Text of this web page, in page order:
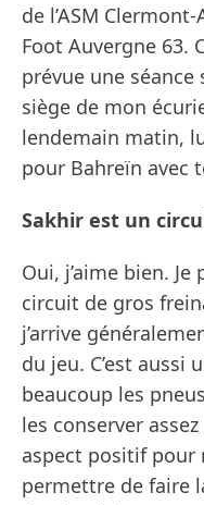
de l’ASM
Foot Auvergne 63.
prévue une
siège de mon
lendemain matin,
pour Bahreïn avec
Sakhir est un
Oui, j’aime bien.
circuit de gros
j’arrive
du jeu. C’est aussi
beaucoup les
les conserver
aspect positif pour
permettre de faire